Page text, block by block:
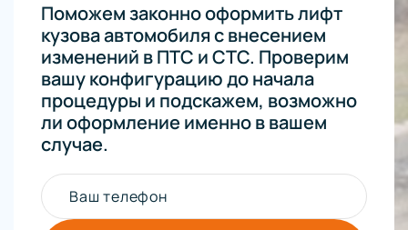
Поможем законно оформить лифт
кузова автомобиля с внесением
изменений в ПТС и СТС. Проверим
вашу конфигурацию до начала
процедуры и подскажем, возможно
ли оформление именно в вашем
случае.
Ваш телефон